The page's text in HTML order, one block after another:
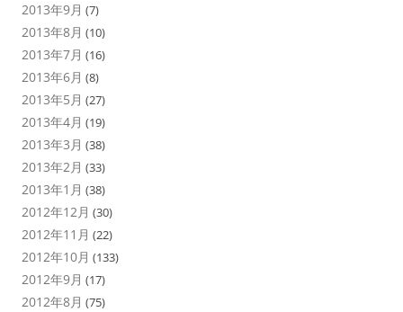
2013年9月 (7)
2013年8月 (10)
2013年7月 (16)
2013年6月 (8)
2013年5月 (27)
2013年4月 (19)
2013年3月 (38)
2013年2月 (33)
2013年1月 (38)
2012年12月 (30)
2012年11月 (22)
2012年10月 (133)
2012年9月 (17)
2012年8月 (75)